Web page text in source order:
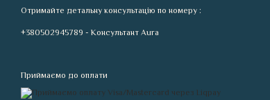
Отримайте детальну консультацію по номеру :
+380502945789 - Консультант Aura
Приймаємо до оплати